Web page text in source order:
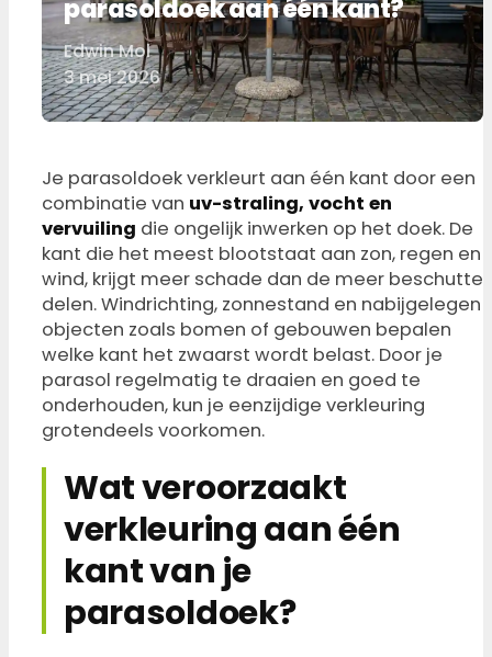
parasoldoek aan één kant?
Door
Edwin Mol
3 mei 2026
Je parasoldoek verkleurt aan één kant door een
combinatie van uv-straling, vocht en
vervuiling die ongelijk inwerken op het doek. De
kant die het meest blootstaat aan zon, regen en
wind, krijgt meer schade dan de meer beschutte
delen. Windrichting, zonnestand en nabijgelegen
objecten zoals bomen of gebouwen bepalen
welke kant het zwaarst wordt belast. Door je
parasol regelmatig te draaien en goed te
onderhouden, kun je eenzijdige verkleuring
grotendeels voorkomen.
Wat veroorzaakt
verkleuring aan één
kant van je
parasoldoek?